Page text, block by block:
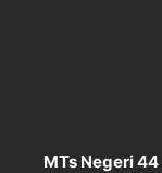
MTs Negeri